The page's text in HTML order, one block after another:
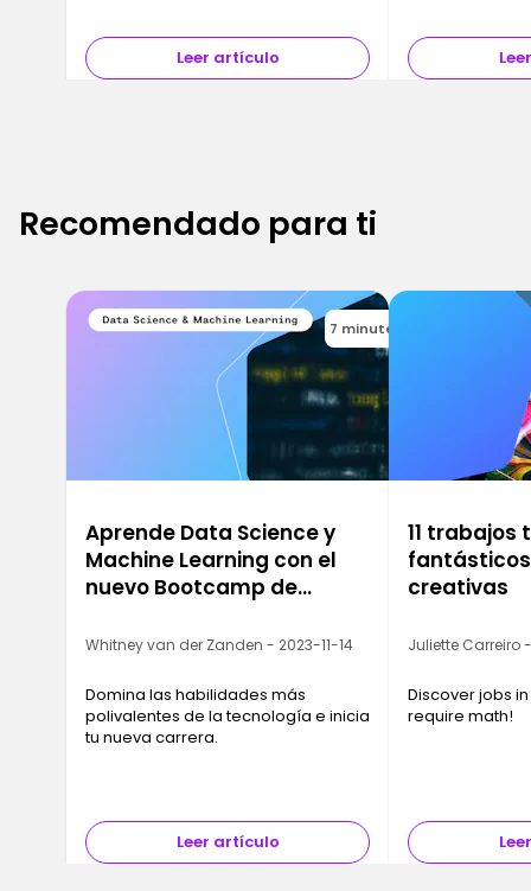
Leer artículo
Recomendado para ti
7 minutes
Aprende Data Science y
Machine Learning con el
nuevo Bootcamp de
Whitney van der Zanden - 2023-11-14
Domina las habilidades más
polivalentes de la tecnología e inicia
tu nueva carrera.
Leer artículo
11 trabajos
creativas
Juliette Carreiro
Discover jobs
require math!